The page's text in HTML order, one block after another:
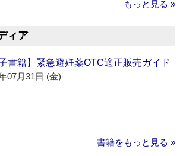
もっと見る »
ィア
子書籍】緊急避妊薬OTC適正販売ガイド
07月31日 (金)
書籍をもっと見る »